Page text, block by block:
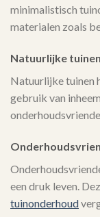
minimalistisch
materialen zoals
Natuurlijke tuinen
Natuurlijke tuinen
gebruik van
een druk leven.
tuinonderhoud